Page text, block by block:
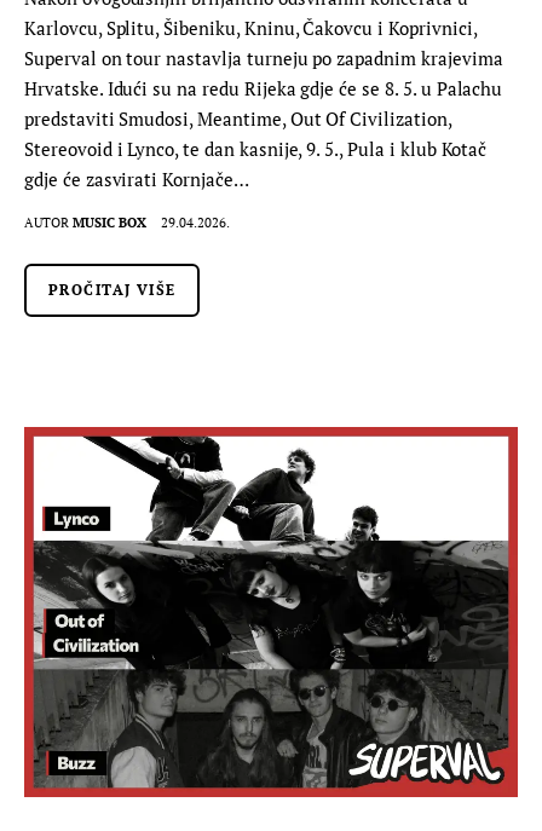
Karlovcu, Splitu, Šibeniku, Kninu, Čakovcu i Koprivnici,
Superval on tour nastavlja turneju po zapadnim krajevima
Hrvatske. Idući su na redu Rijeka gdje će se 8. 5. u Palachu
predstaviti Smudosi, Meantime, Out Of Civilization,
Stereovoid i Lynco, te dan kasnije, 9. 5., Pula i klub Kotač
gdje će zasvirati Kornjače…
AUTOR MUSIC BOX 29.04.2026.
PROČITAJ VIŠE